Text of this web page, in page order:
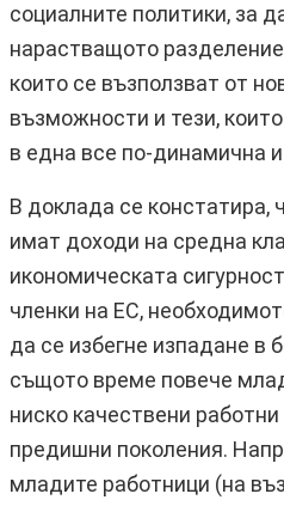
социалните политики, за
нарастващото
които се възползват от
възможности и тези,
в една все по-динамична
В доклада се констатира,
имат доходи на средна
икономическата
членки на ЕС,
да се избегне изпадане в
същото време повече
ниско качествени
предишни поколения.
младите работници (на